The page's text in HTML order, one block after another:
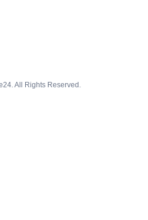
All Rights Reserved.